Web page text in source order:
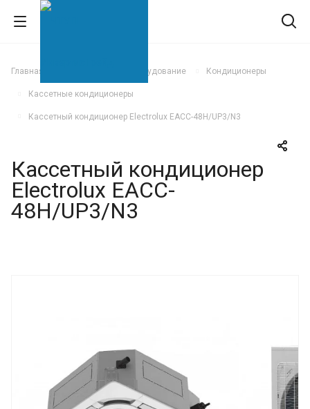
Главная Климатическое оборудование Кондиционеры
Кассетные кондиционеры
Кассетный кондиционер Electrolux EACC-48H/UP3/N3
Кассетный кондиционер
Electrolux EACC-
48H/UP3/N3